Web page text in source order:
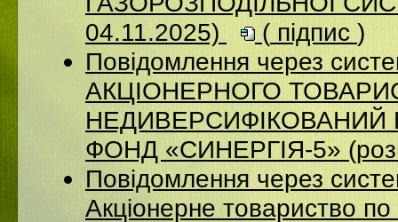
04.11.2025)
( підпис )
Повідомлення через
АКЦІОНЕРНОГО
НЕДИВЕРСИФІКОВАНИЙ
ФОНД «СИНЕРГІЯ-5»
Повідомлення через
Акцiонерне товариство по